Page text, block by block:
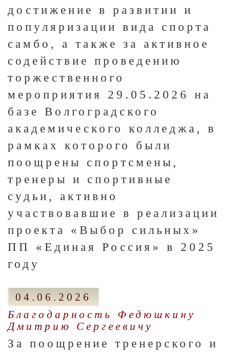
достижение в развитии и
популяризации вида спорта
самбо, а также за активное
содействие проведению
торжественного
мероприятия 29.05.2026 на
базе Волгоградского
академического колледжа, в
рамках которого были
поощрены спортсмены,
тренеры и спортивные
судьи, активно
участвовавшие в реализации
проекта «Выбор сильных»
ПП «Единая Россия» в 2025
году
04.06.2026
Благодарность Федюшкину
Дмитрию Сергеевичу
За поощрение тренерского и